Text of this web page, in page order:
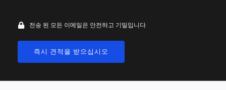
전송 된 모든 이메일은 안전하고 기밀입니다
즉시 견적을 받으십시오